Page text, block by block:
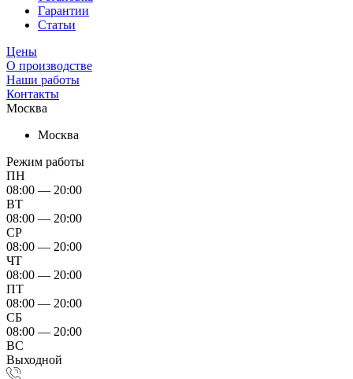
Гарантии
Статьи
Цены
О производстве
Наши работы
Контакты
Москва
Москва
Режим работы
ПН
08:00 — 20:00
ВТ
08:00 — 20:00
СР
08:00 — 20:00
ЧТ
08:00 — 20:00
ПТ
08:00 — 20:00
СБ
08:00 — 20:00
ВС
Выходной